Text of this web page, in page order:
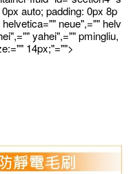
auto; padding: 0px 8p
neue",="" helv
yahei",="" pmingliu,
14px;"="">